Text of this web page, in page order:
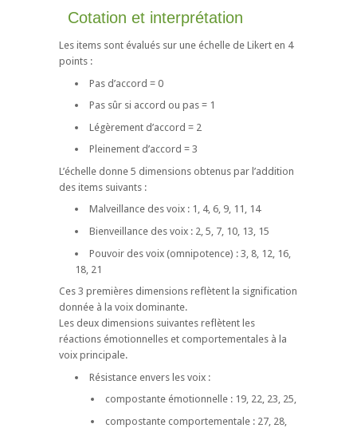
Cotation et interprétation
Les items sont évalués sur une échelle de Likert en 4
points :
Pas d’accord = 0
Pas sûr si accord ou pas = 1
Légèrement d’accord = 2
Pleinement d’accord = 3
L’échelle donne 5 dimensions obtenus par l’addition
des items suivants :
Malveillance des voix : 1, 4, 6, 9, 11, 14
Bienveillance des voix : 2, 5, 7, 10, 13, 15
Pouvoir des voix (omnipotence) : 3, 8, 12, 16,
18, 21
Ces 3 premières dimensions reflètent la signification
donnée à la voix dominante.
Les deux dimensions suivantes reflètent les
réactions émotionnelles et comportementales à la
voix principale.
Résistance envers les voix :
compostante émotionnelle : 19, 22, 23, 25,
compostante comportementale : 27, 28,